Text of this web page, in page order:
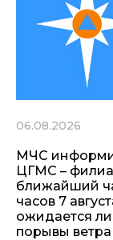
06.08.2026
МЧС
ЦГМС –
ближайший
часов 7
ожидается
порывы ветра